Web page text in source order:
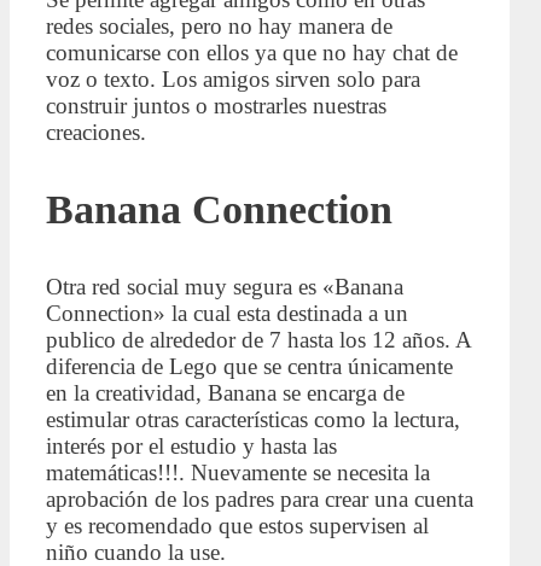
redes sociales, pero no hay manera de
comunicarse con ellos ya que no hay chat de
voz o texto. Los amigos sirven solo para
construir juntos o mostrarles nuestras
creaciones.
Banana Connection
Otra red social muy segura es «Banana
Connection» la cual esta destinada a un
publico de alrededor de 7 hasta los 12 años. A
diferencia de Lego que se centra únicamente
en la creatividad, Banana se encarga de
estimular otras características como la lectura,
interés por el estudio y hasta las
matemáticas!!!. Nuevamente se necesita la
aprobación de los padres para crear una cuenta
y es recomendado que estos supervisen al
niño cuando la use.